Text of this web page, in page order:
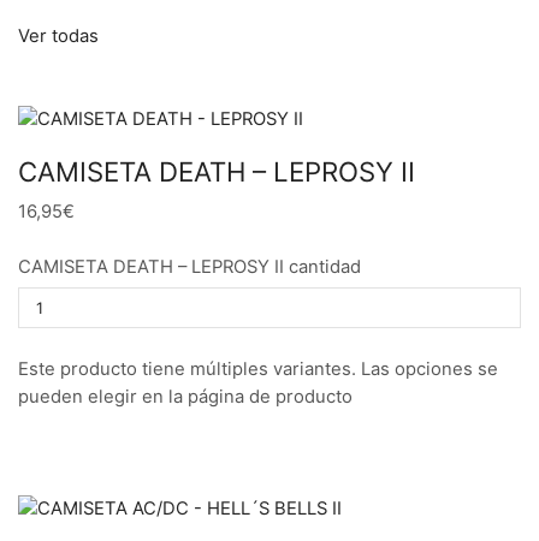
Ver todas
CAMISETA DEATH – LEPROSY II
16,95€
CAMISETA DEATH – LEPROSY II cantidad
Este producto tiene múltiples variantes. Las opciones se
pueden elegir en la página de producto